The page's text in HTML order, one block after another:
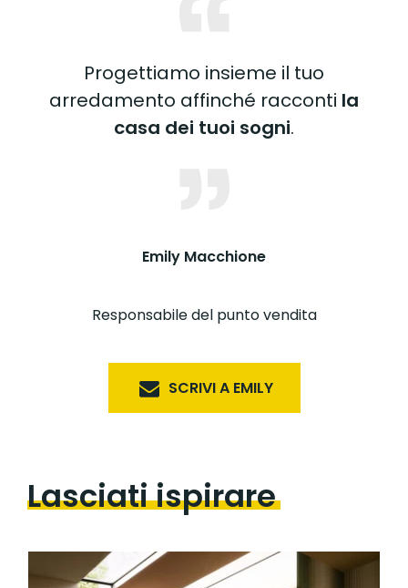
Progettiamo insieme il tuo
arredamento affinché racconti la
casa dei tuoi sogni.
Emily Macchione
Responsabile del punto vendita
SCRIVI A EMILY
Lasciati ispirare